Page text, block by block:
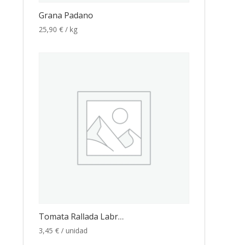
Grana Padano
25,90 € / kg
Tomata Rallada Labr…
3,45 € / unidad